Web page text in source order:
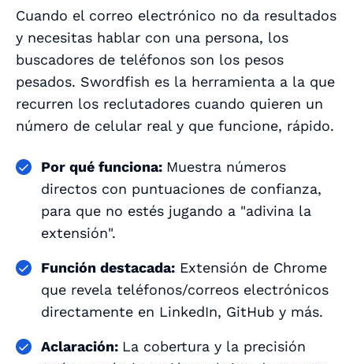
Cuando el correo electrónico no da resultados
y necesitas hablar con una persona, los
buscadores de teléfonos son los pesos
pesados. Swordfish es la herramienta a la que
recurren los reclutadores cuando quieren un
número de celular real y que funcione, rápido.
Por qué funciona: Muestra números
directos con puntuaciones de confianza,
para que no estés jugando a "adivina la
extensión".
Función destacada: Extensión de Chrome
que revela teléfonos/correos electrónicos
directamente en LinkedIn, GitHub y más.
Aclaración: La cobertura y la precisión